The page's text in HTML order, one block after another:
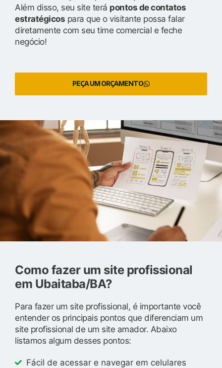
Além disso, seu site terá pontos de contatos
estratégicos para que o visitante possa falar
diretamente com seu time comercial e feche
negócio!
PEÇA UM ORÇAMENTO
Como fazer um site profissional
em Ubaitaba/BA?
Para fazer um site profissional, é importante você
entender os principais pontos que diferenciam um
site profissional de um site amador. Abaixo
listamos algum desses pontos:
Fácil de acessar e navegar em celulares